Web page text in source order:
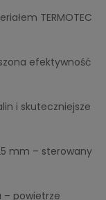
TERMOTEC
efektywność
i skuteczniejsze
mm – sterowany
– powietrze